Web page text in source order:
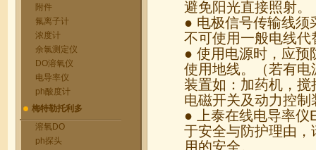
附件
氟离子计
浓度计
余氯测定仪
DO溶氧仪
电导率仪
ph酸度计
梅特勒托利多
溶氧DO
ph探头
避免阳光直接照射。
● 电极信号传输线须
不可使用一般电线代
● 使用电源时，应预
使用地线。（若有
装置如：加药机，
电磁开关及动力控
● 上泰在线电导率仪
于安全与防护理由
用的安全。